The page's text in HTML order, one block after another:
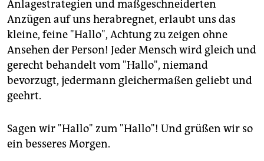
Anlagestrategien und maßgeschneiderten
Anzügen auf uns herabregnet, erlaubt uns das
kleine, feine "Hallo", Achtung zu zeigen ohne
Ansehen der Person! Jeder Mensch wird gleich und
gerecht behandelt vom "Hallo", niemand
bevorzugt, jedermann gleichermaßen geliebt und
geehrt.
Sagen wir "Hallo" zum "Hallo"! Und grüßen wir so
ein besseres Morgen.